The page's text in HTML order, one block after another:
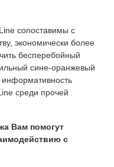
сопоставимы с
экономически более
бесперебойный
сине-оранжевый
среди прочей
Вам помогут
с